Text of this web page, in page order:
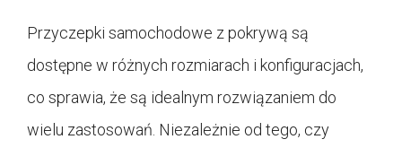
Przyczepki samochodowe z pokrywą są
dostępne w różnych rozmiarach i konfiguracjach,
co sprawia, że są idealnym rozwiązaniem do
wielu zastosowań. Niezależnie od tego, czy